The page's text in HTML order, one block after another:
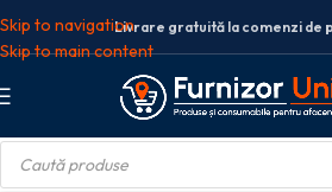
Skip to navigation
Skip to main content
Livrare gratuită la comenzi de
Detergent dezinfectant pardoseli